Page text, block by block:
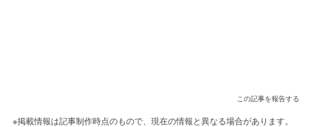
この記事を報告する
※掲載情報は記事制作時点のもので、現在の情報と異なる場合があります。